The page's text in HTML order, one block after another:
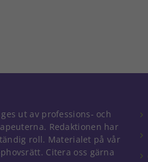
ges ut av professions- och
Redaktionen har
roll. Materialet på vår
Citera oss gärna
Nödvändiga
Dessa kakor
går inte att
välja bort. De
behövs för